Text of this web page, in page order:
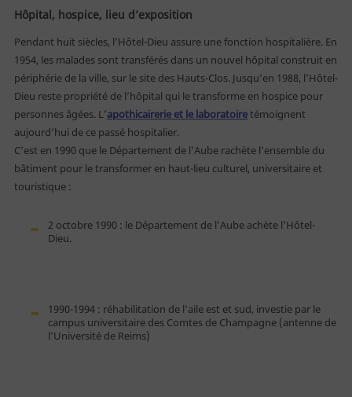
Hôpital, hospice, lieu d’exposition
Pendant huit siècles, l’Hôtel-Dieu assure une fonction hospitalière. En
1954, les malades sont transférés dans un nouvel hôpital construit en
périphérie de la ville, sur le site des Hauts-Clos. Jusqu’en 1988, l’Hôtel-
Dieu reste propriété de l’hôpital qui le transforme en hospice pour
personnes âgées. L’apothicairerie et le laboratoiretémoignent
aujourd’hui de ce passé hospitalier.
C’est en 1990 que le Département de l’Aube rachète l’ensemble du
bâtiment pour le transformer en haut-lieu culturel, universitaire et
touristique :
2 octobre 1990 : le Département de l’Aube achète l’Hôtel-
Dieu.
1990-1994 : réhabilitation de l’aile est et sud, investie par le
campus universitaire des Comtes de Champagne (antenne de
l’Université de Reims)